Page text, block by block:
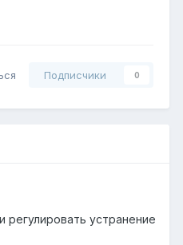
Подписчики 0
устранение